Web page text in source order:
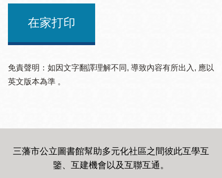
在家打印
免責聲明：如因文字翻譯理解不同, 導致內容有所出入, 應以
英文版本為準 。
三藩市公立圖書館幫助多元化社區之間彼此互學互
鑒、互建機會以及互聯互通。